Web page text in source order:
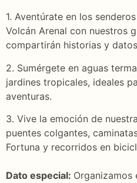
1. Aventúrate en los
Volcán Arenal con nuestros
compartirán historias y
2. Sumérgete en aguas
jardines tropicales, ideales
aventuras.
3. Vive la emoción de
puentes colgantes,
Fortuna y recorridos en
Dato especial: Organizamos